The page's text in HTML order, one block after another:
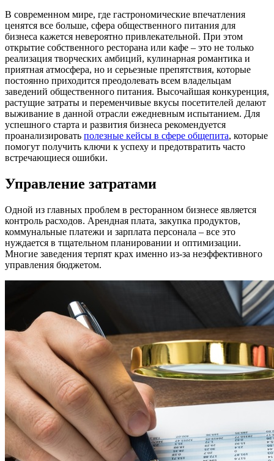
В современном мире, где гастрономические впечатления
ценятся все больше, сфера общественного питания для
бизнеса кажется невероятно привлекательной. При этом
открытие собственного ресторана или кафе – это не только
реализация творческих амбиций, кулинарная романтика и
приятная атмосфера, но и серьезные препятствия, которые
постоянно приходится преодолевать всем владельцам
заведений общественного питания. Высочайшая конкуренция,
растущие затраты и переменчивые вкусы посетителей делают
выживание в данной отрасли ежедневным испытанием. Для
успешного старта и развития бизнеса рекомендуется
проанализировать полезные кейсы в сфере общепита, которые
помогут получить ключи к успеху и предотвратить часто
встречающиеся ошибки.
Управление затратами
Одной из главных проблем в ресторанном бизнесе является
контроль расходов. Арендная плата, закупка продуктов,
коммунальные платежи и зарплата персонала – все это
нуждается в тщательном планировании и оптимизации.
Многие заведения терпят крах именно из-за неэффективного
управления бюджетом.